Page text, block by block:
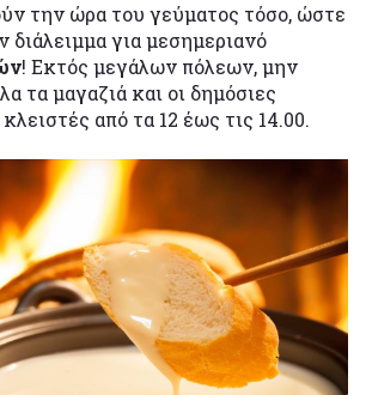
την ώρα του γεύματος τόσο, ώστε
για μεσημεριανό
! Εκτός μεγάλων πόλεων, μην
τα μαγαζιά και οι δημόσιες
από τα 12 έως τις 14.00.